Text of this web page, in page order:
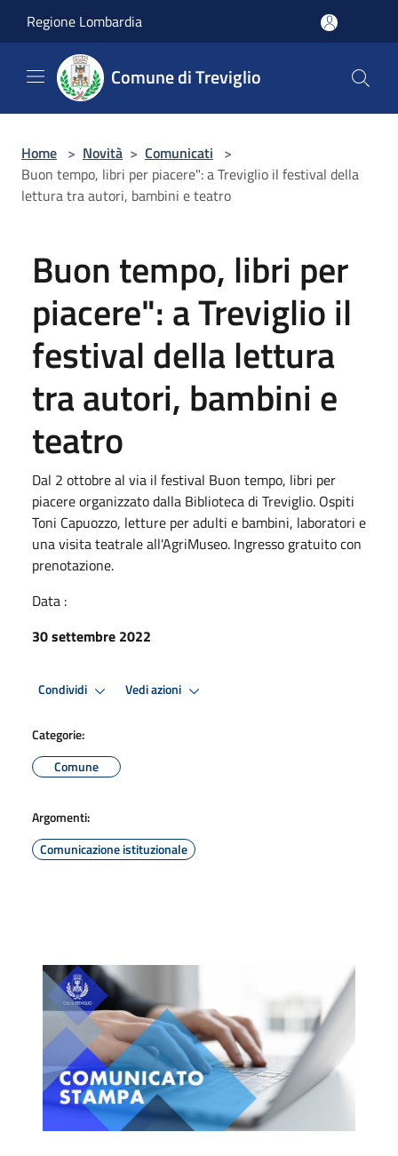
Regione Lombardia
Comune di Treviglio
Home > Novità > Comunicati >
Buon tempo, libri per piacere": a Treviglio il festival della
lettura tra autori, bambini e teatro
Buon tempo, libri per
piacere": a Treviglio il
festival della lettura
tra autori, bambini e
teatro
Dal 2 ottobre al via il festival Buon tempo, libri per
piacere organizzato dalla Biblioteca di Treviglio. Ospiti
Toni Capuozzo, letture per adulti e bambini, laboratori e
una visita teatrale all'AgriMuseo. Ingresso gratuito con
prenotazione.
Data :
30 settembre 2022
Condividi Vedi azioni
Categorie:
Comune
Argomenti:
Comunicazione istituzionale